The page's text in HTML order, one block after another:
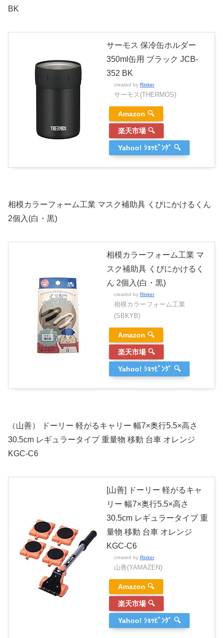
BK
サーモス 保冷缶ホルダー
350ml缶用 ブラック JCB-
352 BK
created by Rinker
サーモス(THERMOS)
Amazon 🔍
楽天市場 🔍
Yahoo! ｼｮｯﾋﾟﾝｸﾞ 🔍
相模カラーフォーム工業 マスク補助具 くびにかけるくん
2個入(白・黒)
相模カラーフォーム工業 マ
スク補助具 くびにかけるく
ん 2個入(白・黒)
created by Rinker
相模カラーフォーム工業
(SBKYB)
Amazon 🔍
楽天市場 🔍
Yahoo! ｼｮｯﾋﾟﾝｸﾞ 🔍
（山善） ドーリー 軽がるキャリー 幅7×奥行5.5×高さ
30.5cm レギュラータイプ 重量物 移動 台車 オレンジ
KGC-C6
[山善] ドーリー 軽がるキャ
リー 幅7×奥行5.5×高さ
30.5cm レギュラータイプ 重
量物 移動 台車 オレンジ
KGC-C6
created by Rinker
山善(YAMAZEN)
Amazon 🔍
楽天市場 🔍
Yahoo! ｼｮｯﾋﾟﾝｸﾞ 🔍